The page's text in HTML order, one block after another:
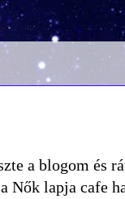
a blogom és
Nők lapja cafe